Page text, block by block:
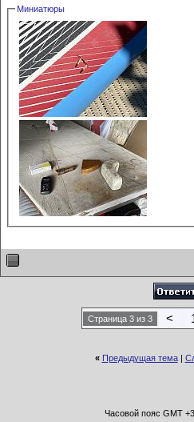
Миниатюры
Страница 3 из 3 <
« Предыдущая тема|
Часовой пояс GMT